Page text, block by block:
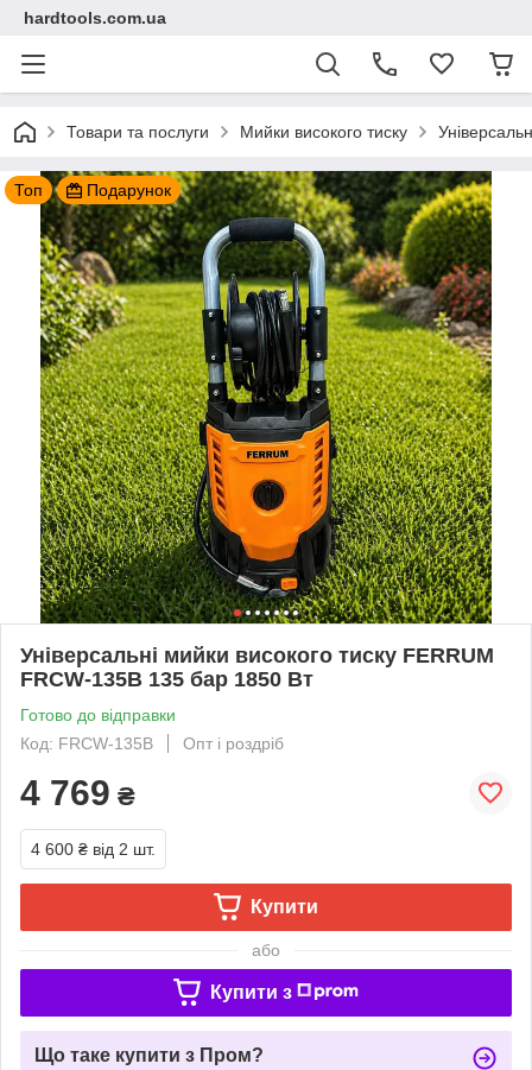
hardtools.com.ua
Товари та послуги Мийки високого тиску
Топ Подарунок
Універсальні мийки високого тиску FERRUM
FRCW-135B 135 бар 1850 Вт
Готово до відправки
Код: FRCW-135B
Опт і роздріб
4 769 ₴
4 600 ₴ від 2 шт.
Купити
або
Купити з
Що таке купити з Пром?